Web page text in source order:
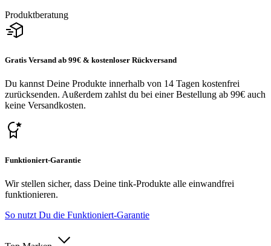
Produktberatung
Gratis Versand ab 99€ & kostenloser Rückversand
Du kannst Deine Produkte innerhalb von 14 Tagen kostenfrei
zurücksenden. Außerdem zahlst du bei einer Bestellung ab 99€ auch
keine Versandkosten.
Funktioniert-Garantie
Wir stellen sicher, dass Deine tink-Produkte alle einwandfrei
funktionieren.
So nutzt Du die Funktioniert-Garantie